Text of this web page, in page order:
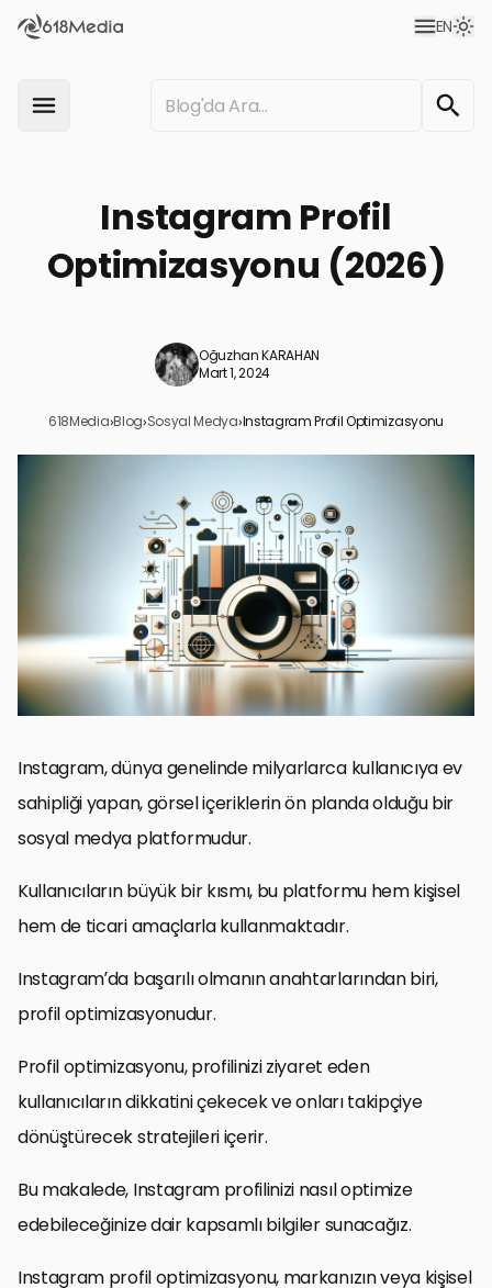
EN
Instagram Profil
Optimizasyonu (2026)
Oğuzhan KARAHAN
Mart 1, 2024
618Media›Blog›Sosyal Medya›Instagram Profil Optimizasyonu
Instagram Profilinizi Tanımlayıcı Bilgilerle Güçlendirin
Profilinizi Tanımlayıcı Bilgilerle Doldurun
İçerik Stratejisi Oluşturun
İçerik Stratejisinin Önemi
Hashtag Kullanımının Gücü
İçerik Kalitesi ve Görsel Estetiği
Etkileşimi Artırma Yöntemleri
Sonuç: Instagram Profil Optimizasyonunun Gücü
Instagram Profil Optimizasyonu SSS
Instagram, dünya genelinde milyarlarca kullanıcıya ev
sahipliği yapan, görsel içeriklerin ön planda olduğu bir
sosyal medya platformudur.
Kullanıcıların büyük bir kısmı, bu platformu hem kişisel
hem de ticari amaçlarla kullanmaktadır.
Instagram’da başarılı olmanın anahtarlarından biri,
profil optimizasyonudur.
Profil optimizasyonu, profilinizi ziyaret eden
kullanıcıların dikkatini çekecek ve onları takipçiye
dönüştürecek stratejileri içerir.
Bu makalede, Instagram profilinizi nasıl optimize
edebileceğinize dair kapsamlı bilgiler sunacağız.
Instagram profil optimizasyonu, markanızın veya kişisel